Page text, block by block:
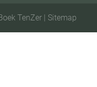
TenZer Sitemap